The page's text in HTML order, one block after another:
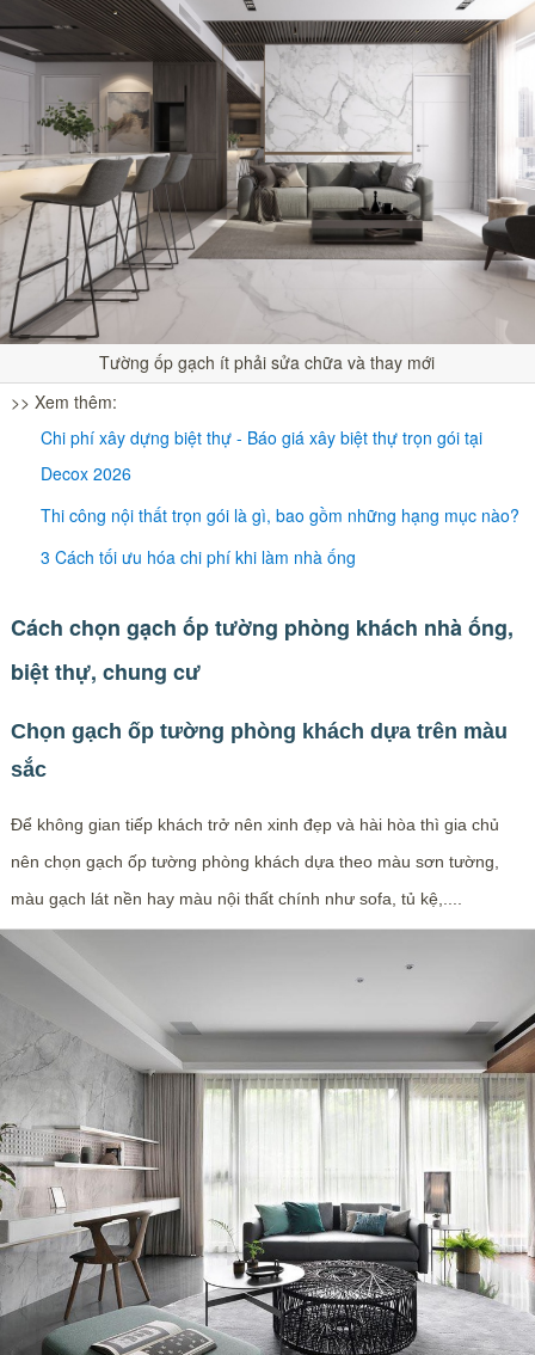
Tường ốp gạch ít phải sửa chữa và thay mới
>> Xem thêm:
Chi phí xây dựng biệt thự - Báo giá xây biệt thự trọn gói tại
Decox 2026
Thi công nội thất trọn gói là gì, bao gồm những hạng mục nào?
3 Cách tối ưu hóa chi phí khi làm nhà ống
Cách chọn gạch ốp tường phòng khách nhà ống,
biệt thự, chung cư
Chọn gạch ốp tường phòng khách dựa trên màu
sắc
Để không gian tiếp khách trở nên xinh đẹp và hài hòa thì gia chủ
nên chọn gạch ốp tường phòng khách dựa theo màu sơn tường,
màu gạch lát nền hay màu nội thất chính như sofa, tủ kệ,....